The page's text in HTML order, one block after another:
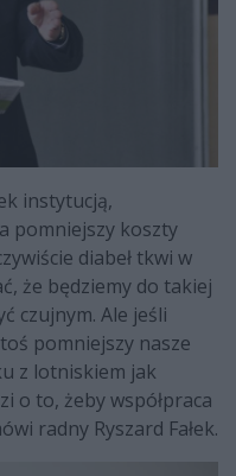
instytucją,
pomniejszy koszty
diabeł tkwi w
że będziemy do takiej
czujnym. Ale jeśli
pomniejszy nasze
z lotniskiem jak
o to, żeby współpraca
radny Ryszard Fałek.